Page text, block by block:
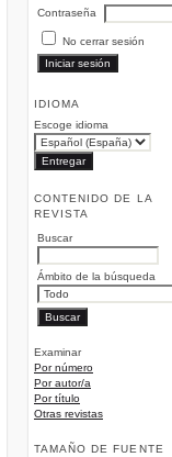
Contraseña
No cerrar sesión
IDIOMA
Escoge idioma
CONTENIDO DE LA
REVISTA
Buscar
Ámbito de la búsqueda
Examinar
Por número
Por autor/a
Por título
Otras revistas
TAMAÑO DE FUENTE